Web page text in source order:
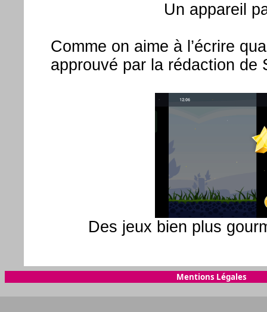
Un appareil
Comme on aime à l’écrire
approuvé par la rédaction de
Des jeux bien plus
Mentions Légales